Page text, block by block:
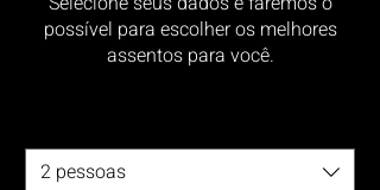
possível para escolher os melhores
assentos para você.
2 pessoas